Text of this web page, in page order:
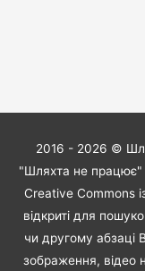
2016 - 2026 ©
"Шляхта не працює"
Creative Commons
відкриті для
чи другому абзаці
зображення, відео